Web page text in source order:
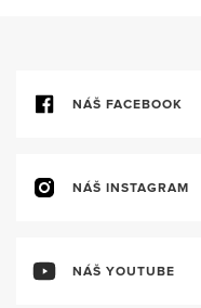
NÁŠ FACEBOOK
NÁŠ INSTAGRAM
NÁŠ YOUTUBE